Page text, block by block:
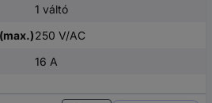
1 váltó
250 V/AC
16 A